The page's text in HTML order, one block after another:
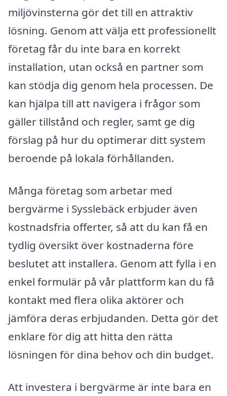
miljövinsterna gör det till en attraktiv
lösning. Genom att välja ett professionellt
företag får du inte bara en korrekt
installation, utan också en partner som
kan stödja dig genom hela processen. De
kan hjälpa till att navigera i frågor som
gäller tillstånd och regler, samt ge dig
förslag på hur du optimerar ditt system
beroende på lokala förhållanden.
Många företag som arbetar med
bergvärme i Sysslebäck erbjuder även
kostnadsfria offerter, så att du kan få en
tydlig översikt över kostnaderna före
beslutet att installera. Genom att fylla i en
enkel formulär på vår plattform kan du få
kontakt med flera olika aktörer och
jämföra deras erbjudanden. Detta gör det
enklare för dig att hitta den rätta
lösningen för dina behov och din budget.
Att investera i bergvärme är inte bara en